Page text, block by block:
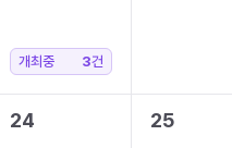
개최중 3건
24 25